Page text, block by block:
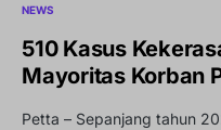
NEWS
510 Kasus
Mayoritas Korban
Petta – Sepanjang tahun